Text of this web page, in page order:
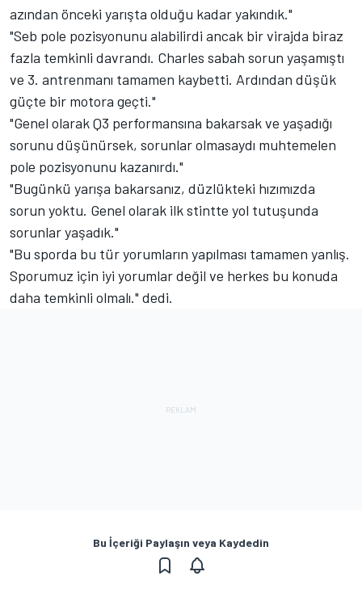
azından önceki yarışta olduğu kadar yakındık."
"Seb pole pozisyonunu alabilirdi ancak bir virajda biraz
fazla temkinli davrandı. Charles sabah sorun yaşamıştı
ve 3. antrenmanı tamamen kaybetti. Ardından düşük
güçte bir motora geçti."
"Genel olarak Q3 performansına bakarsak ve yaşadığı
sorunu düşünürsek, sorunlar olmasaydı muhtemelen
pole pozisyonunu kazanırdı."
"Bugünkü yarışa bakarsanız, düzlükteki hızımızda
sorun yoktu. Genel olarak ilk stintte yol tutuşunda
sorunlar yaşadık."
"Bu sporda bu tür yorumların yapılması tamamen yanlış.
Sporumuz için iyi yorumlar değil ve herkes bu konuda
daha temkinli olmalı." dedi.
Bu İçeriği Paylaşın veya Kaydedin